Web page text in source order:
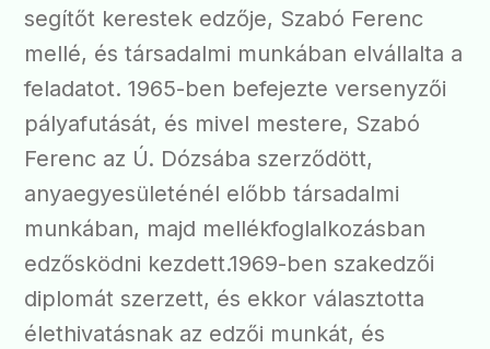
segítőt kerestek edzője, Szabó Ferenc
mellé, és társadalmi munkában elvállalta a
feladatot. 1965-ben befejezte versenyzői
pályafutását, és mivel mestere, Szabó
Ferenc az Ú. Dózsába szerződött,
anyaegyesületénél előbb társadalmi
munkában, majd mellékfoglalkozásban
edzősködni kezdett.1969-ben szakedzői
diplomát szerzett, és ekkor választotta
élethivatásnak az edzői munkát, és